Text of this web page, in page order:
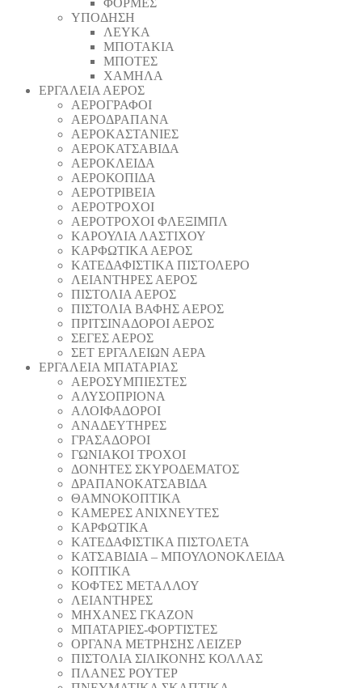
ΦΟΡΜΕΣ
ΥΠΟΔΗΣΗ
ΛΕΥΚΑ
ΜΠΟΤΑΚΙΑ
ΜΠΟΤΕΣ
ΧΑΜΗΛΑ
ΕΡΓΑΛΕΙΑ ΑΕΡΟΣ
ΑΕΡΟΓΡΑΦΟΙ
ΑΕΡΟΔΡΑΠΑΝA
ΑΕΡΟΚΑΣΤΑΝΙΕΣ
ΑΕΡΟΚΑΤΣΑΒΙΔΑ
ΑΕΡΟΚΛΕΙΔΑ
ΑΕΡΟΚΟΠΙΔΑ
ΑΕΡΟΤΡΙΒΕΙΑ
ΑΕΡΟΤΡΟΧΟΙ
ΑΕΡΟΤΡΟΧΟΙ ΦΛΕΞΙΜΠΛ
ΚΑΡΟΥΛΙΑ ΛΑΣΤΙΧΟΥ
ΚΑΡΦΩΤΙΚΑ ΑΕΡΟΣ
ΚΑΤΕΔΑΦΙΣΤΙΚΑ ΠΙΣΤΟΛΕΡΟ
ΛΕΙΑΝΤΗΡΕΣ ΑΕΡΟΣ
ΠΙΣΤΟΛΙΑ ΑΕΡΟΣ
ΠΙΣΤΟΛΙΑ ΒΑΦΗΣ ΑΕΡΟΣ
ΠΡΙΤΣΙΝΑΔΟΡΟΙ ΑΕΡΟΣ
ΣΕΓΕΣ ΑΕΡΟΣ
ΣΕΤ ΕΡΓΑΛΕΙΩΝ ΑΕΡΑ
ΕΡΓΑΛΕΙΑ ΜΠΑΤΑΡΙΑΣ
AEΡΟΣΥΜΠΙΕΣΤΕΣ
AΛΥΣΟΠΡΙΟΝΑ
ΑΛΟΙΦΑΔOΡΟI
ΑΝΑΔΕΥΤΗΡΕΣ
ΓΡΑΣΑΔΟΡΟΙ
ΓΩΝΙΑΚΟΙ ΤΡΟΧΟΙ
ΔΟΝΗΤΕΣ ΣΚΥΡΟΔΕΜΑΤΟΣ
ΔΡΑΠΑΝΟΚΑΤΣΑΒΙΔΑ
ΘAΜΝΟΚΟΠΤΙΚΑ
ΚΑΜΕΡΕΣ ΑΝΙΧΝΕΥΤΕΣ
ΚΑΡΦΩΤΙΚΑ
ΚΑΤΕΔΑΦΙΣΤΙΚΑ ΠΙΣΤΟΛΕΤΑ
ΚΑΤΣΑΒΙΔΙΑ – ΜΠΟΥΛΟΝΟΚΛΕΙΔΑ
ΚΟΠΤΙΚA
ΚΟΦΤΕΣ ΜΕΤΑΛΛΟΥ
ΛΕΙΑΝΤΗΡEΣ
ΜΗΧΑΝΕΣ ΓΚΑΖΟΝ
ΜΠΑΤΑΡΙΕΣ-ΦΟΡΤΙΣΤΕΣ
ΟΡΓΑΝΑ ΜΕΤΡΗΣΗΣ ΛΕΙΖΕΡ
ΠΙΣΤΟΛΙA ΣΙΛΙΚΟΝΗΣ ΚΟΛΛΑΣ
ΠΛΑΝΕΣ ΡΟΥΤΕΡ